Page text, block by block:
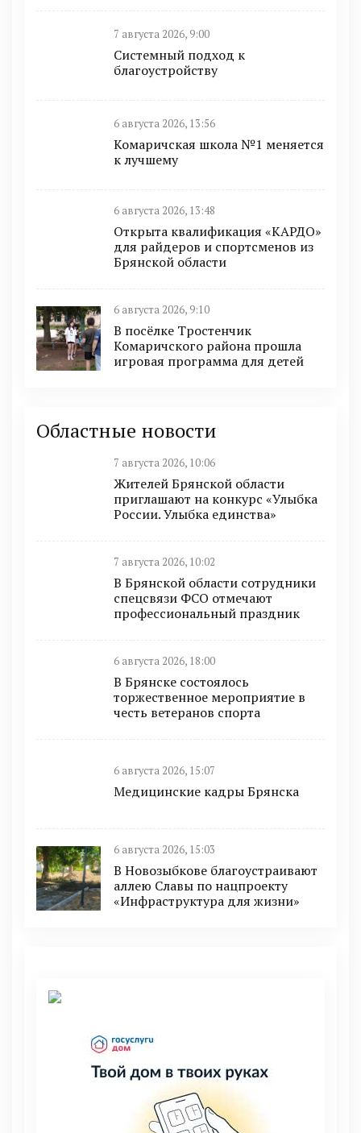
7 августа 2026, 9:00
Системный подход к
благоустройству
6 августа 2026, 13:56
Комаричская школа №1 меняется
к лучшему
6 августа 2026, 13:48
Открыта квалификация «КАРДО»
для райдеров и спортсменов из
Брянской области
6 августа 2026, 9:10
В посёлке Тростенчик
Комаричского района прошла
игровая программа для детей
Областные новости
7 августа 2026, 10:06
Жителей Брянской области
приглашают на конкурс «Улыбка
России. Улыбка единства»
7 августа 2026, 10:02
В Брянской области сотрудники
спецсвязи ФСО отмечают
профессиональный праздник
6 августа 2026, 18:00
В Брянске состоялось
торжественное мероприятие в
честь ветеранов спорта
6 августа 2026, 15:07
Медицинские кадры Брянска
6 августа 2026, 15:03
В Новозыбкове благоустраивают
аллею Славы по нацпроекту
«Инфраструктура для жизни»